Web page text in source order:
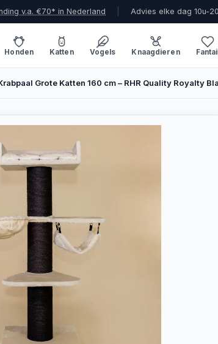
v.a. €70* in Nederland Advies elke dag 10u-
Honden Katten Vogels Knaagdieren
Grote Katten 160 cm – RHR Quality Royalty